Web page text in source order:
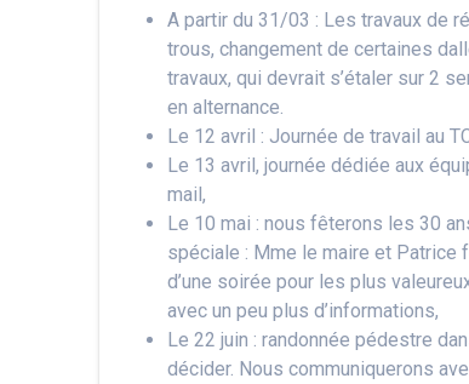
A partir du 31/03 : Les travaux de
trous, changement de certaines
travaux, qui devrait s’étaler sur 2
en alternance.
Le 12 avril : Journée de travail au
Le 13 avril, journée dédiée aux
mail,
Le 10 mai : nous fêterons les 30
spéciale : Mme le maire et Patrice
d’une soirée pour les plus
avec un peu plus d’informations,
Le 22 juin : randonnée pédestre
décider. Nous communiquerons